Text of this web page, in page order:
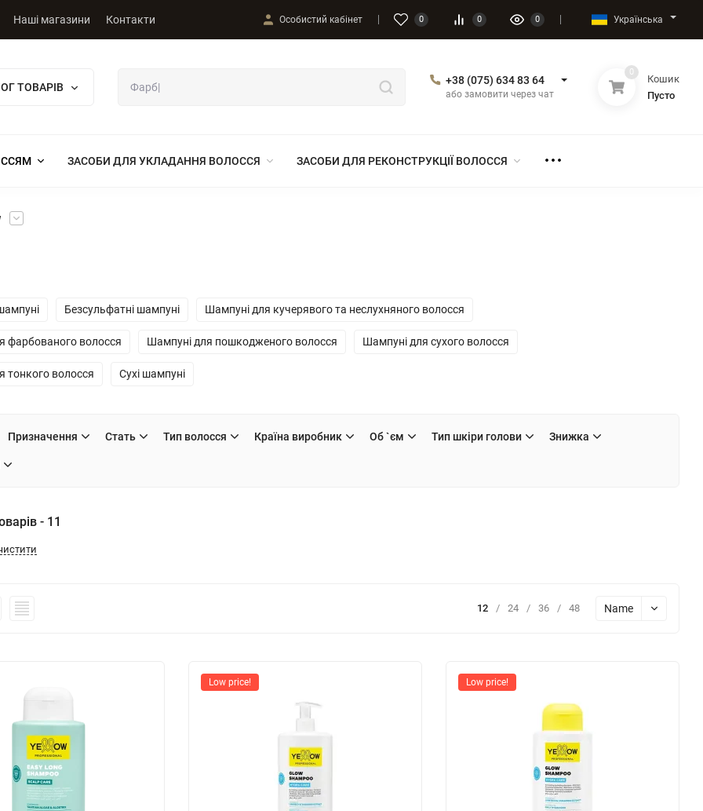
Наші магазини Контакти Особистий кабінет 0 0 0 Українська
ТОВАРІВ
+38 (075) 634 83 64
або замовити через чат
0
Кошик
Пусто
ЗАСОБИ ДЛЯ УКЛАДАННЯ ВОЛОССЯ ЗАСОБИ ДЛЯ РЕКОНСТРУКЦІЇ ВОЛОССЯ
Безсульфатні шампуні Шампуні для кучерявого та неслухняного волосся
фарбованого волосся Шампуні для пошкодженого волосся Шампуні для сухого волосся
тонкого волосся Сухі шампуні
Призначення Стать Тип волосся Країна виробник Об `єм Тип шкіри голови Знижка
- 11
12 / 24 / 36 / 48 Name
Low price! Low price!